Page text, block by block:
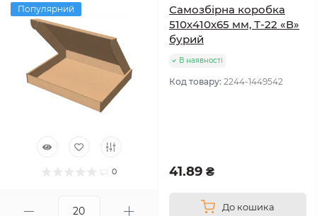
Популярний
0
Самозбірна коробка
510х410х65 мм, Т-22 «В»
бурий
В наявності
Код товару: 2244-1449542
41.89 ₴
До кошика